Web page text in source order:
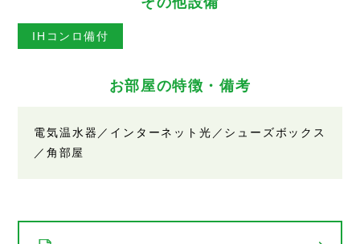
IHコンロ備付
お部屋の特徴・備考
電気温水器／インターネット光／シューズボックス
／角部屋